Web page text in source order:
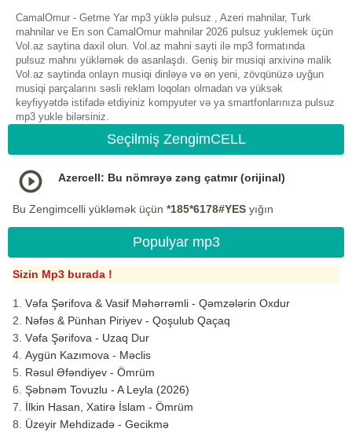
CamalOmur - Getme Yar mp3 yüklə pulsuz , Azeri mahnilar, Turk
mahnilar ve En son CamalOmur mahnilar 2026 pulsuz yuklemek üçün
Vol.az saytina daxil olun. Vol.az mahni sayti ilə mp3 formatında
pulsuz mahnı yükləmək də asanlaşdı. Geniş bir musiqi arxivinə malik
Vol.az saytinda onlayn musiqi dinləyə və ən yeni, zövqünüzə uyğun
musiqi parçalarını səsli reklam loqoları olmadan və yüksək
keyfiyyətdə istifadə etdiyiniz kompyuter və ya smartfonlarınıza pulsuz
mp3 yukle bilərsiniz.
Seçilmiş ZengimCELL
Azercell: Bu nömrəyə zəng çatmır (orijinal)
Bu Zengimcelli yükləmək üçün *185*6178#YES yığın
Populyar mp3
Sizin Mp3 burada !
Vəfa Şərifova & Vasif Məhərrəmli - Qəmzələrin Oxdur
Nəfəs & Pünhan Piriyev - Qoşulub Qaçaq
Vəfa Şərifova - Uzaq Dur
Aygün Kazımova - Məclis
Rəsul Əfəndiyev - Ömrüm
Şəbnəm Tovuzlu - A Leyla (2026)
İlkin Hasan, Xatirə İslam - Ömrüm
Üzeyir Mehdizadə - Gecikmə